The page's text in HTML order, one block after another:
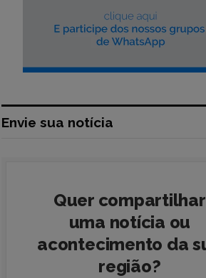
Envie sua notícia
Quer compartilhar
uma notícia ou
acontecimento da
região?